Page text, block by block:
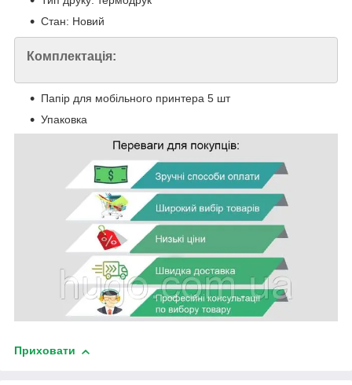
Стан: Новий
Комплектація:
Папір для мобільного принтера 5 шт
Упаковка
Приховати